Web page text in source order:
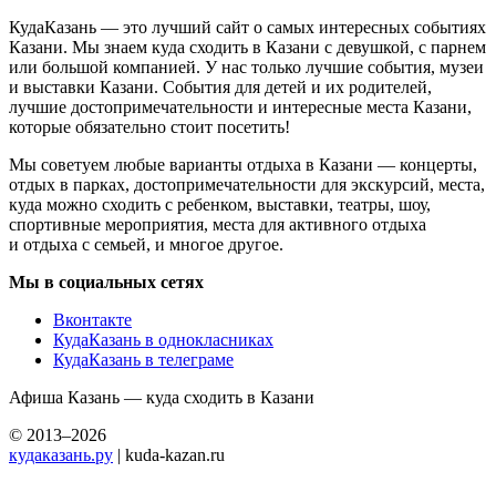
КудаКазань — это лучший сайт о самых интересных событиях
Казани. Мы знаем куда сходить в Казани с девушкой, с парнем
или большой компанией. У нас только лучшие события, музеи
и выставки Казани. События для детей и их родителей,
лучшие достопримечательности и интересные места Казани,
которые обязательно стоит посетить!
Мы советуем любые варианты отдыха в Казани — концерты,
отдых в парках, достопримечательности для экскурсий, места,
куда можно сходить с ребенком, выставки, театры, шоу,
спортивные мероприятия, места для активного отдыха
и отдыха с семьей, и многое другое.
Мы в социальных сетях
Вконтакте
КудаКазань в однокласниках
КудаКазань в телеграме
Афиша Казань — куда сходить в Казани
© 2013–2026
кудаказань.ру | kuda-kazan.ru